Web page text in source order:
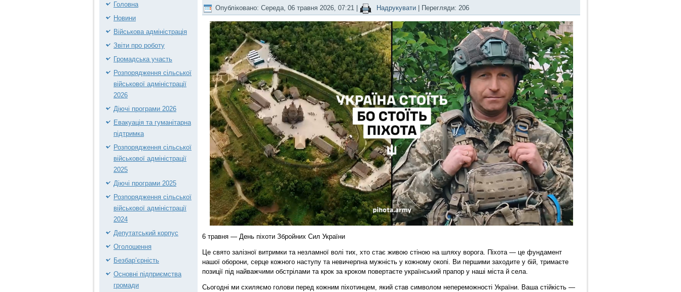
Головна
Новини
Військова адміністрація
Звіти про роботу
Громадська участь
Розпорядження сільської
військової адміністрації
2026
Діючі програми 2026
Евакуація та гуманітарна
підтримка
Розпорядження сільської
військової адміністрації
2025
Діючі програми 2025
Розпорядження сільської
військової адміністрації
2024
Депутатський корпус
Оголошення
Безбар’єрність
Основні підприємства
громади
Опубліковано: Середа, 06 травня 2026, 07:21 Надрукувати | Перегляди: 206
6 травня — День піхоти Збройних Сил України
Це свято залізної витримки та незламної волі тих, хто стає живою стіною на шляху ворога. Піхота — це фундамент
нашої оборони, серце кожного наступу та невичерпна мужність у кожному окопі. Ви першими заходите у бій, тримаєте
позиції під найважчими обстрілами та крок за кроком повертаєте український прапор у наші міста й села.
Сьогодні ми схиляємо голови перед кожним піхотинцем, який став символом непереможності України. Ваша стійкість —